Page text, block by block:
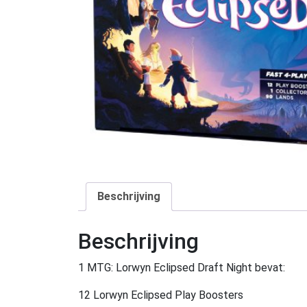
Beschrijving
Beschrijving
1 MTG: Lorwyn Eclipsed Draft Night bevat:
12 Lorwyn Eclipsed Play Boosters